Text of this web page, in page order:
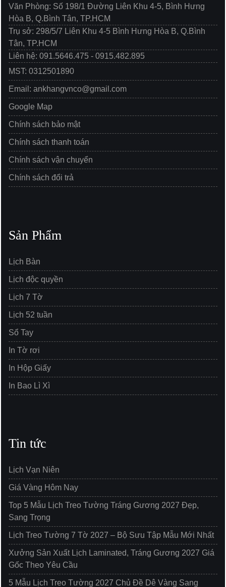
Văn Phòng: Số 198/1 Đường Liên Khu 4-5, Bình Hưng
Hòa B, Q.Bình Tân, TP.HCM
Trụ sở: 298/5/7 Liên Khu 4-5 Bình Hưng Hòa B, Q.Bình
Tân, TP.HCM
Liên hệ: 091.5646.475 - 0915.482.895
MST: 0312501890
Email: ankhangvnco@gmail.com
Google Map
Chính sách bảo mật
Chính sách thanh toán
Chính sách vận chuyển
Chính sách đổi trả
Sản Phẩm
Lịch Bàn
Lịch độc quyền
Lịch 7 Tờ
Lịch 52 tuần
Sổ Tay
In Tờ rơi
In Hộp Giấy
In Bao Lì Xì
Tin tức
Lịch Vạn Niên
Giá Vàng Hôm Nay
Top 5 Mẫu Lịch Treo Tường Tráng Gương 2027 Đẹp,
Sang Trọng
Lịch Treo Tường 7 Tờ 2027 – Bộ Sưu Tập Mẫu Mới Nhất
Xưởng Sản Xuất Lịch Laminated, Tráng Gương 2027 Giá
Gốc Theo Yêu Cầu
5 Mẫu Lịch Treo Tường 2027 Chủ Đề Dê Vàng Sang